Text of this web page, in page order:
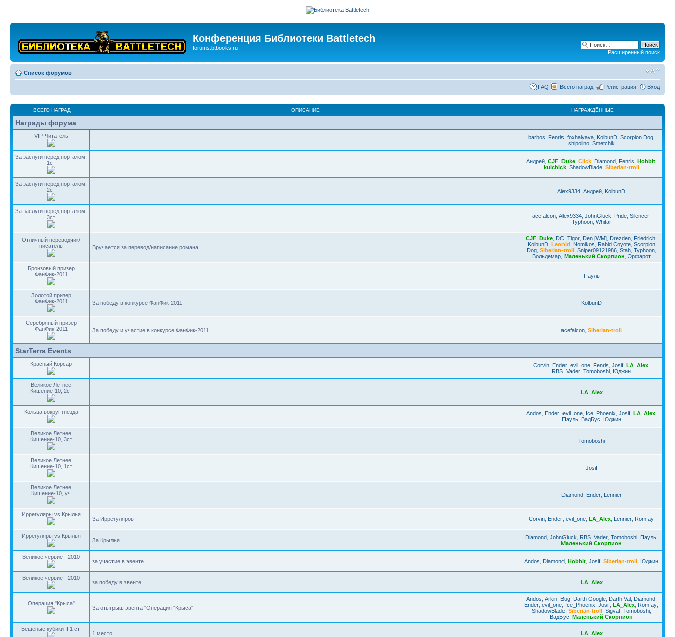
Конференция Библиотеки Battletech
forums.btbooks.ru
Расширенный поиск
Список форумов
FAQ Всего наград Регистрация Вход
ВСЕГО НАГРАД ОПИСАНИЕ НАГРАЖДЁННЫЕ
Награды форума
VIP-Читатель barbos Fenris foxhalyava, KolbunD, Scorpion Dog,
shipolino Smetchik
За заслуги перед порталом,
1ст
Андрей, CJF_Duke, Click, Diamond, Fenris Hobbit,
kulchick, ShadowBlade, Siberian-troll
За заслуги перед порталом,
2ст
Alex9334 Андрей KolbunD
За заслуги перед порталом,
3ст
acefalcon, Alex9334, JohnGluck Pride, Silencer,
Typhoon Whitar
Отличный переводчик/
писатель
Вручается за перевод/написание романа
CJF_Duke DC_Tigor Den [WM] Drezden Friedrich
KolbunD, Leonid Nomikos Rabid Coyote, Scorpion
Dog, Siberian-troll, Sniper09121986, Stah, Typhoon,
Вольдемар, Маленький Скорпион Эрфарот
Бронзовый призер
ФанФик-2011
Пауль
Золотой призер
ФанФик-2011
За победу в конкурсе ФанФик-2011 KolbunD
Серебряный призер
ФанФик-2011
За победу и участие в конкурсе ФанФик-2011 acefalcon Siberian-troll
StarTerra Events
Красный Корсар Corvin, Ender, evil_one, Fenris Josif, LA_Alex,
RBS_Vader Tomoboshi Юджин
Великое Летнее
Кишение-10, 2ст
LA_Alex
Кольца вокруг гнезда Andos Ender, evil_one, Ice_Phoenix Josif, LA_Alex,
Пауль, ВадБус Юджин
Великое Летнее
Кишение-10, 3ст
Tomoboshi
Великое Летнее
Кишение-10, 1ст
Josif
Великое Летнее
Кишение-10, уч
Diamond, Ender, Lennier
Иррегуляры vs Крылья
За Иррегуляров Corvin Ender evil_one LA_Alex Lennier Romfay
Иррегуляры vs Крылья
За Крылья Diamond, JohnGluck RBS_Vader, Tomoboshi, Пауль,
Маленький Скорпион
Великое червие - 2010
за участие в эвенте Andos Diamond Hobbit Josif Siberian-troll Юджин
Великое червие - 2010
за победу в эвенте LA_Alex
Операция "Крыса"
За отыгрыш эвента "Операция "Крыса"
Andos Arkin, Bug, Darth Google, Darth Val, Diamond,
Ender evil_one Ice_Phoenix Josif LA_Alex Romfay
ShadowBlade, Siberian-troll, Sigvat, Tomoboshi,
ВадБус Маленький Скорпион
Бешеные кубики II 1 ст.
1 место LA_Alex